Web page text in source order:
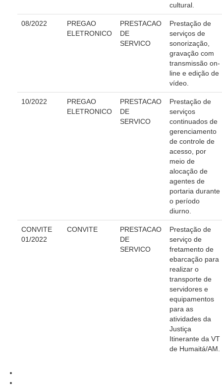
Estrutura Organizacional
Protocolos de Julgamento
Faça sua Manifestação
Acompanhe sua manifestação
O que é Ouvidoria?
Carta de Serviços à Cidadania
cultural.
08/2022
PREGAO
ELETRONICO
PRESTACAO
DE
SERVICO
Prestação de
serviços de
sonorização,
gravação com
transmissão on-
line e edição de
vídeo.
10/2022
PREGAO
ELETRONICO
PRESTACAO
DE
SERVICO
Prestação de
serviços
continuados de
gerenciamento
de controle de
acesso, por
meio de
alocação de
agentes de
portaria durante
o período
diurno.
CONVITE
01/2022
CONVITE
PRESTACAO
DE
SERVICO
Prestação de
serviço de
fretamento de
ebarcação para
realizar o
transporte de
servidores e
equipamentos
para as
atividades da
Justiça
Itinerante da VT
de Humaitá/AM.